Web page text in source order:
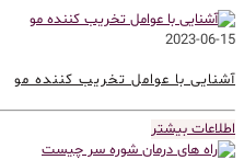
2023-06-15
آشنایی با عوامل تخریب کننده مو
اطلاعات بیشتر